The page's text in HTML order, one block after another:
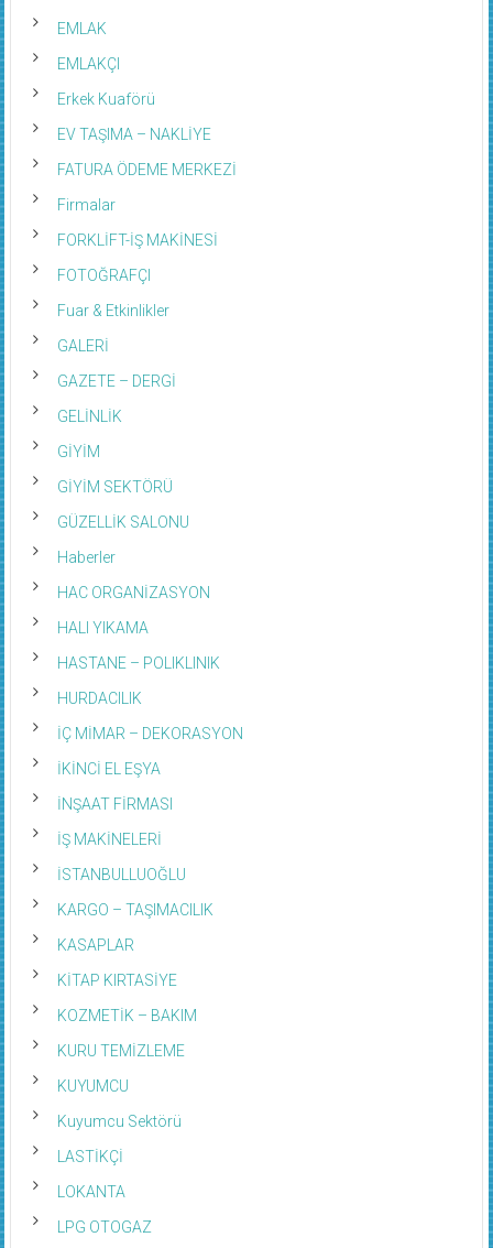
EMLAK
EMLAKÇI
Erkek Kuaförü
EV TAŞIMA – NAKLİYE
FATURA ÖDEME MERKEZİ
Firmalar
FORKLİFT-İŞ MAKİNESİ
FOTOĞRAFÇI
Fuar & Etkinlikler
GALERİ
GAZETE – DERGİ
GELİNLİK
GİYİM
GİYİM SEKTÖRÜ
GÜZELLİK SALONU
Haberler
HAC ORGANİZASYON
HALI YIKAMA
HASTANE – POLIKLINIK
HURDACILIK
İÇ MİMAR – DEKORASYON
İKİNCİ EL EŞYA
İNŞAAT FİRMASI
İŞ MAKİNELERİ
İSTANBULLUOĞLU
KARGO – TAŞIMACILIK
KASAPLAR
KİTAP KIRTASİYE
KOZMETİK – BAKIM
KURU TEMİZLEME
KUYUMCU
Kuyumcu Sektörü
LASTİKÇİ
LOKANTA
LPG OTOGAZ